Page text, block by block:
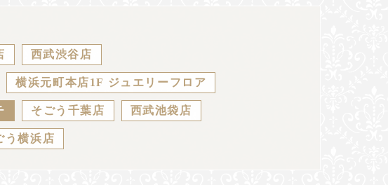
西武渋谷店
横浜元町本店1F ジュエリーフロア
そごう千葉店 西武池袋店
う横浜店